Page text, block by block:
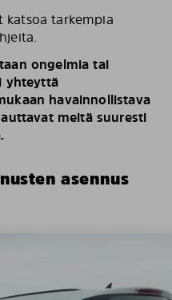
katsoa tarkempia
ongelmia tai
yhteyttä
havainnollistava
meitä suuresti
asennus